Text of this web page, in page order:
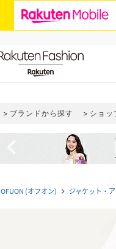
ブランドから探す ショッ
OFUON (オフオン) navigate_next ジャケット・